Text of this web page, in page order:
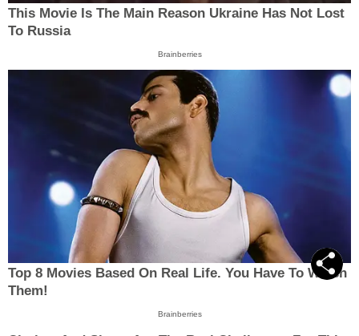
This Movie Is The Main Reason Ukraine Has Not Lost
To Russia
Brainberries
Top 8 Movies Based On Real Life. You Have To Watch
Them!
Brainberries